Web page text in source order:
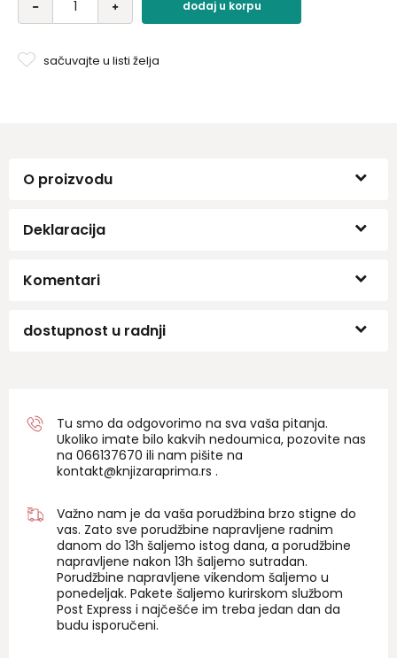
dodaj u korpu
sačuvajte u listi želja
O proizvodu
Deklaracija
Komentari
dostupnost u radnji
Tu smo da odgovorimo na sva vaša pitanja.
Ukoliko imate bilo kakvih nedoumica, pozovite nas
na 066137670 ili nam pišite na
kontakt@knjizaraprima.rs .
Važno nam je da vaša porudžbina brzo stigne do
vas. Zato sve porudžbine napravljene radnim
danom do 13h šaljemo istog dana, a porudžbine
napravljene nakon 13h šaljemo sutradan.
Porudžbine napravljene vikendom šaljemo u
ponedeljak. Pakete šaljemo kurirskom službom
Post Express i najčešće im treba jedan dan da
budu isporučeni.